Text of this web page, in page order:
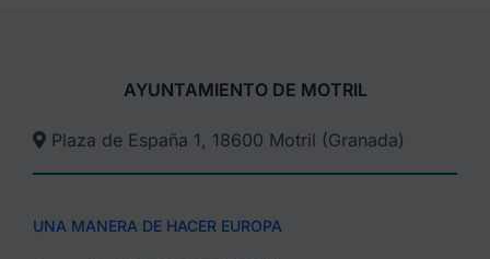
AYUNTAMIENTO DE MOTRIL
Plaza de España 1, 18600 Motril (Granada)​
UNA MANERA DE HACER EUROPA